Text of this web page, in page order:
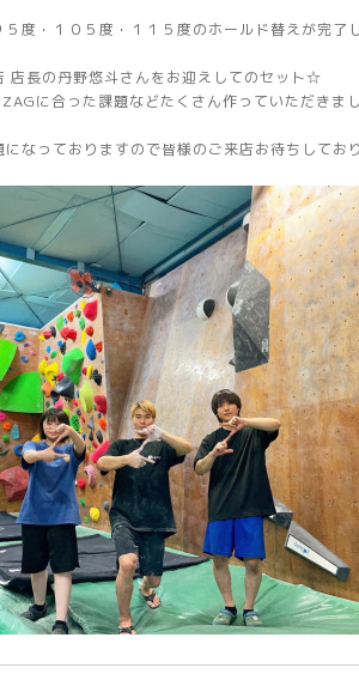
５度・１０５度・１１５度のホールド替えが完了
店長の丹野悠斗さんをお迎えしてのセット☆
に合った課題などたくさん作っていただきま
なっておりますので皆様のご来店お待ちしてお